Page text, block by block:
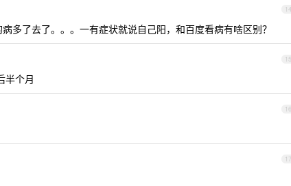
14
多了去了。。。一有症状就说自己阳，和百度看病有啥区别？
15
半个月
16
17